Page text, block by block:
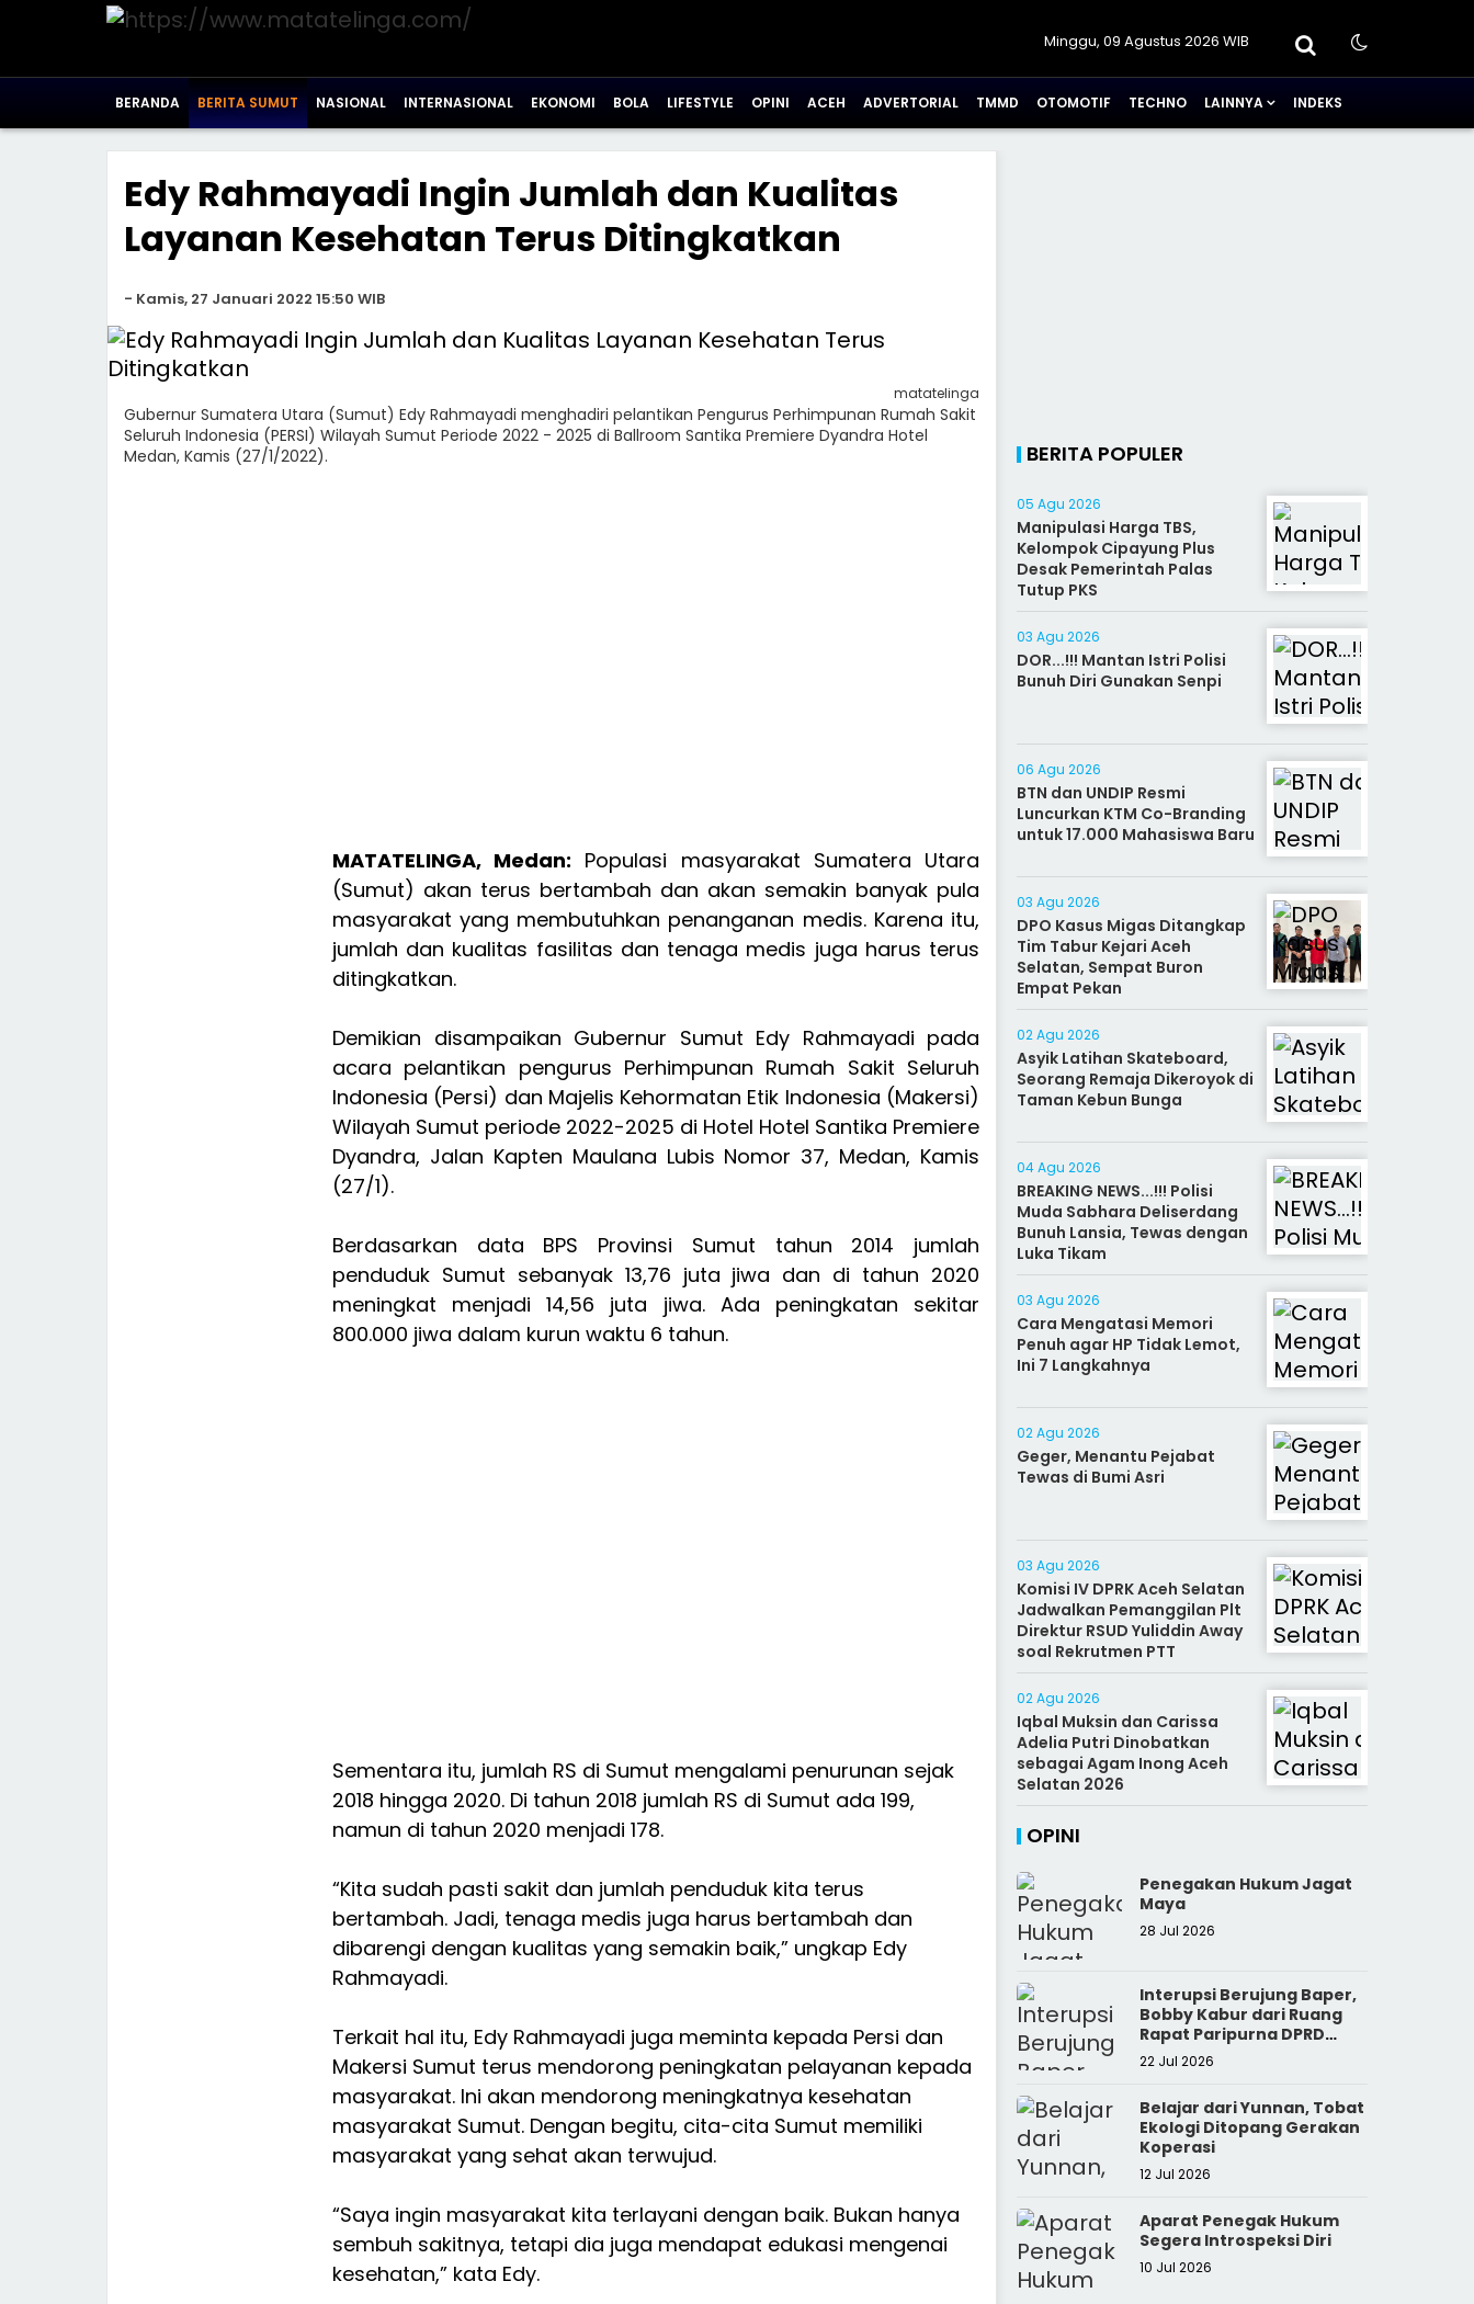
Minggu, 09 Agustus 2026 WIB
BERANDA BERITA SUMUT NASIONAL INTERNASIONAL EKONOMI BOLA LIFESTYLE OPINI ACEH ADVERTORIAL TMMD OTOMOTIF TECHNO LAINNYA INDEKS
Edy Rahmayadi Ingin Jumlah dan Kualitas
Layanan Kesehatan Terus Ditingkatkan
- Kamis, 27 Januari 2022 15:50 WIB
matatelinga
Gubernur Sumatera Utara (Sumut) Edy Rahmayadi menghadiri pelantikan Pengurus Perhimpunan Rumah Sakit
Seluruh Indonesia (PERSI) Wilayah Sumut Periode 2022 - 2025 di Ballroom Santika Premiere Dyandra Hotel
Medan, Kamis (27/1/2022).
MATATELINGA, Medan: Populasi masyarakat Sumatera Utara
(Sumut) akan terus bertambah dan akan semakin banyak pula
masyarakat yang membutuhkan penanganan medis. Karena itu,
jumlah dan kualitas fasilitas dan tenaga medis juga harus terus
ditingkatkan.
Demikian disampaikan Gubernur Sumut Edy Rahmayadi pada
acara pelantikan pengurus Perhimpunan Rumah Sakit Seluruh
Indonesia (Persi) dan Majelis Kehormatan Etik Indonesia (Makersi)
Wilayah Sumut periode 2022-2025 di Hotel Hotel Santika Premiere
Dyandra, Jalan Kapten Maulana Lubis Nomor 37, Medan, Kamis
(27/1).
Berdasarkan data BPS Provinsi Sumut tahun 2014 jumlah
penduduk Sumut sebanyak 13,76 juta jiwa dan di tahun 2020
meningkat menjadi 14,56 juta jiwa. Ada peningkatan sekitar
800.000 jiwa dalam kurun waktu 6 tahun.
Sementara itu, jumlah RS di Sumut mengalami penurunan sejak
2018 hingga 2020. Di tahun 2018 jumlah RS di Sumut ada 199,
namun di tahun 2020 menjadi 178.
“Kita sudah pasti sakit dan jumlah penduduk kita terus
bertambah. Jadi, tenaga medis juga harus bertambah dan
dibarengi dengan kualitas yang semakin baik,” ungkap Edy
Rahmayadi.
Terkait hal itu, Edy Rahmayadi juga meminta kepada Persi dan
Makersi Sumut terus mendorong peningkatan pelayanan kepada
masyarakat. Ini akan mendorong meningkatnya kesehatan
masyarakat Sumut. Dengan begitu, cita-cita Sumut memiliki
masyarakat yang sehat akan terwujud.
“Saya ingin masyarakat kita terlayani dengan baik. Bukan hanya
sembuh sakitnya, tetapi dia juga mendapat edukasi mengenai
kesehatan,” kata Edy.
BERITA POPULER
05 Agu 2026
Manipulasi Harga TBS,
Kelompok Cipayung Plus
Desak Pemerintah Palas
Tutup PKS
03 Agu 2026
DOR...!!! Mantan Istri Polisi
Bunuh Diri Gunakan Senpi
06 Agu 2026
BTN dan UNDIP Resmi
Luncurkan KTM Co-Branding
untuk 17.000 Mahasiswa Baru
03 Agu 2026
DPO Kasus Migas Ditangkap
Tim Tabur Kejari Aceh
Selatan, Sempat Buron
Empat Pekan
02 Agu 2026
Asyik Latihan Skateboard,
Seorang Remaja Dikeroyok di
Taman Kebun Bunga
04 Agu 2026
BREAKING NEWS...!!! Polisi
Muda Sabhara Deliserdang
Bunuh Lansia, Tewas dengan
Luka Tikam
03 Agu 2026
Cara Mengatasi Memori
Penuh agar HP Tidak Lemot,
Ini 7 Langkahnya
02 Agu 2026
Geger, Menantu Pejabat
Tewas di Bumi Asri
03 Agu 2026
Komisi IV DPRK Aceh Selatan
Jadwalkan Pemanggilan Plt
Direktur RSUD Yuliddin Away
soal Rekrutmen PTT
02 Agu 2026
Iqbal Muksin dan Carissa
Adelia Putri Dinobatkan
sebagai Agam Inong Aceh
Selatan 2026
OPINI
Penegakan Hukum Jagat
Maya
28 Jul 2026
Interupsi Berujung Baper,
Bobby Kabur dari Ruang
Rapat Paripurna DPRD
Sumut
22 Jul 2026
Belajar dari Yunnan, Tobat
Ekologi Ditopang Gerakan
Koperasi
12 Jul 2026
Aparat Penegak Hukum
Segera Introspeksi Diri
10 Jul 2026